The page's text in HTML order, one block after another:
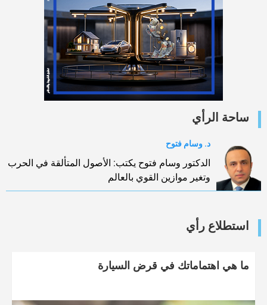
ساحة الرأي
د. وسام فتوح
الدكتور وسام فتوح يكتب: الأصول المتألقة في الحرب
وتغير موازين القوي بالعالم
استطلاع رأي
ما هي اهتماماتك في قرض السيارة